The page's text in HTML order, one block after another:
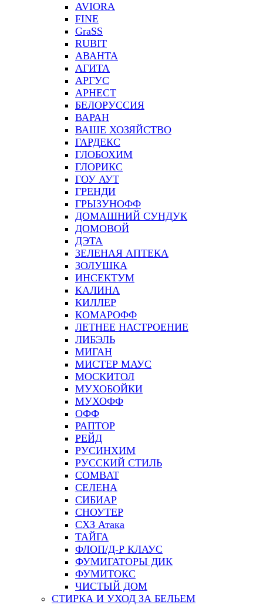
AVIORA
FINE
GraSS
RUBIT
АВАНТА
АГИТА
АРГУС
АРНЕСТ
БЕЛОРУССИЯ
ВАРАН
ВАШЕ ХОЗЯЙСТВО
ГАРДЕКС
ГЛОБОХИМ
ГЛОРИКС
ГОУ АУТ
ГРЕНДИ
ГРЫЗУНОФФ
ДОМАШНИЙ СУНДУК
ДОМОВОЙ
ДЭТА
ЗЕЛЕНАЯ АПТЕКА
ЗОЛУШКА
ИНСЕКТУМ
КАЛИНА
КИЛЛЕР
КОМАРОФФ
ЛЕТНЕЕ НАСТРОЕНИЕ
ЛИБЭЛЬ
МИГАН
МИСТЕР МАУС
МОСКИТОЛ
МУХОБОЙКИ
МУХОФФ
ОФФ
РАПТОР
РЕЙД
РУСИНХИМ
РУССКИЙ СТИЛЬ
СOMBAT
СЕЛЕНА
СИБИАР
СНОУТЕР
СХЗ Атака
ТАЙГА
ФЛОП/Д-Р КЛАУС
ФУМИГАТОРЫ ДИК
ФУМИТОКС
ЧИСТЫЙ ДОМ
СТИРКА И УХОД ЗА БЕЛЬЕМ